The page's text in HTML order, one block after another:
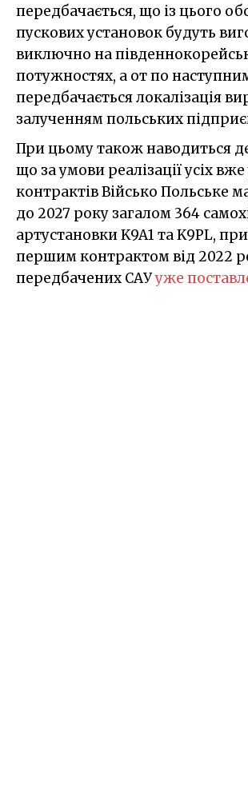
передбачається, що із цього
пускових установок будуть
виключно на
потужностях, а от по
передбачається локалізація
залученням польських
При цьому також наводиться
що за умови реалізації усіх
контрактів Військо Польське
до 2027 року загалом 364
артустановки K9A1 та K9PL,
першим контрактом від 2022
передбачених САУуже